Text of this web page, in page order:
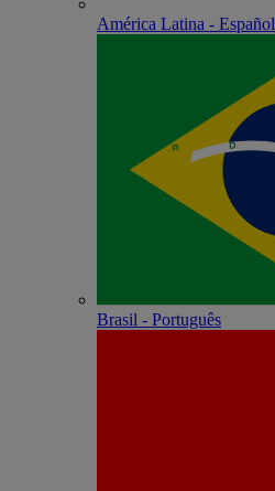
América Latina - Español
Brasil - Português